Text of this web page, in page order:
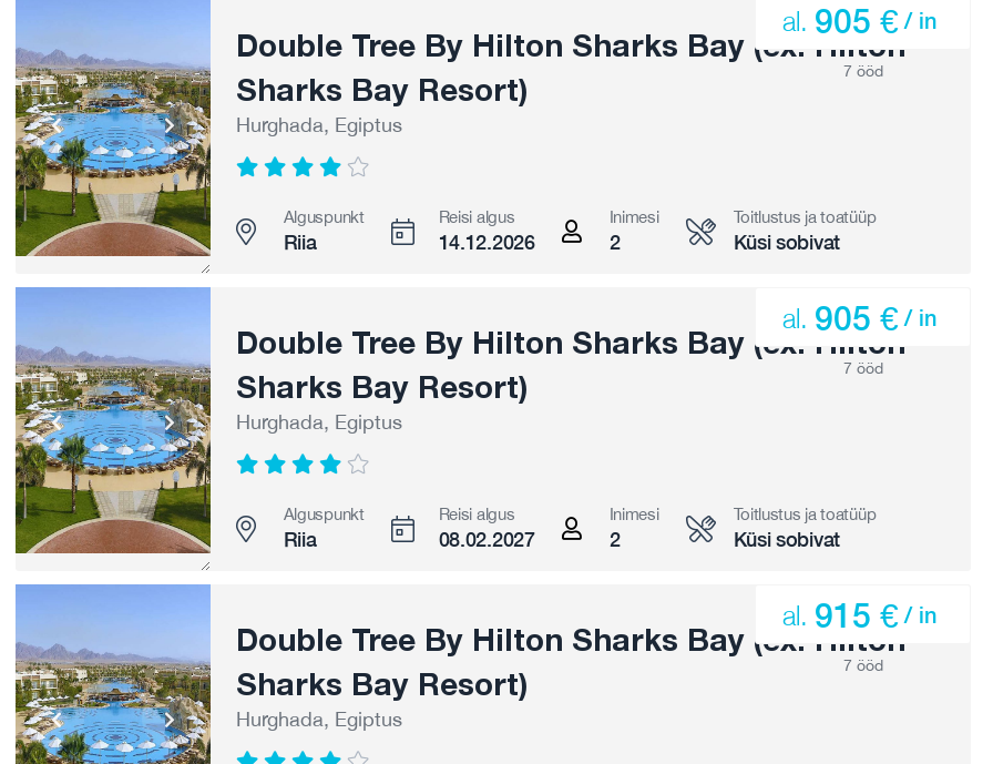
Double Tree By Hilton Sharks Bay (ex. Hilton
Sharks Bay Resort)
Hurghada, Egiptus
al. 905 € / in
7 ööd
Alguspunkt
Riia
Reisi algus
14.12.2026
Inimesi
2
Toitlustus ja toatüüp
Küsi sobivat
Double Tree By Hilton Sharks Bay (ex. Hilton
Sharks Bay Resort)
Hurghada, Egiptus
al. 905 € / in
7 ööd
Alguspunkt
Riia
Reisi algus
08.02.2027
Inimesi
2
Toitlustus ja toatüüp
Küsi sobivat
Double Tree By Hilton Sharks Bay (ex. Hilton
Sharks Bay Resort)
Hurghada, Egiptus
al. 915 € / in
7 ööd